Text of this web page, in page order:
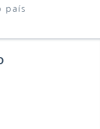
país